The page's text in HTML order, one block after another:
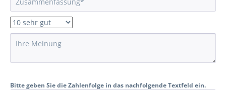
Bitte geben Sie die Zahlenfolge in das nachfolgende Textfeld ein.